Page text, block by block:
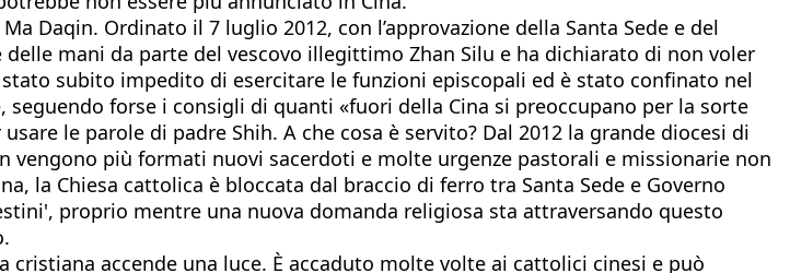
Daqin. Ordinato il 7 luglio 2012, con l’approvazione della Santa Sede e del
mani da parte del vescovo illegittimo Zhan Silu e ha dichiarato di non voler
subito impedito di esercitare le funzioni episcopali ed è stato confinato nel
forse i consigli di quanti «fuori della Cina si preoccupano per la sorte
le parole di padre Shih. A che cosa è servito? Dal 2012 la grande diocesi di
vengono più formati nuovi sacerdoti e molte urgenze pastorali e missionarie non
la Chiesa cattolica è bloccata dal braccio di ferro tra Santa Sede e Governo
proprio mentre una nuova domanda religiosa sta attraversando questo
accende una luce. È accaduto molte volte ai cattolici cinesi e può